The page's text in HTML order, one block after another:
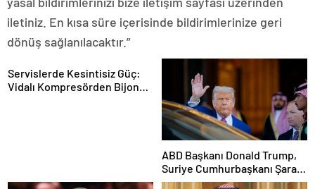
iletiniz. En kısa süre içerisinde bildirimlerinize geri
dönüş sağlanılacaktır.”
Servislerde Kesintisiz Güç:
Vidalı Kompresörden Bijon
ABD Başkanı Donald Trump,
Suriye Cumhurbaşkanı Şara
ile görüşecek